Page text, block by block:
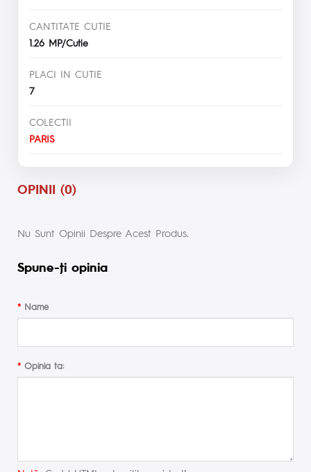
CANTITATE CUTIE
1.26 MP/Cutie
PLACI IN CUTIE
7
COLECTII
PARIS
OPINII (0)
Nu Sunt Opinii Despre Acest Produs.
Spune-ţi opinia
Name
Opinia ta: